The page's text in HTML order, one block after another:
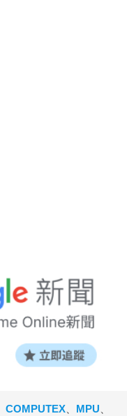
COMPUTEX、 MPU、